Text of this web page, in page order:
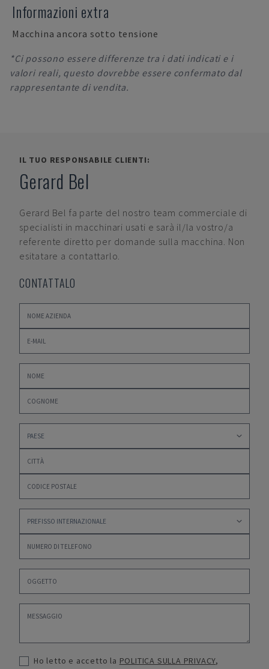
Informazioni extra
Macchina ancora sotto tensione
*Ci possono essere differenze tra i dati indicati e i
valori reali, questo dovrebbe essere confermato dal
rappresentante di vendita.
IL TUO RESPONSABILE CLIENTI:
Gerard Bel
Gerard Bel fa parte del nostro team commerciale di
specialisti in macchinari usati e sarà il/la vostro/a
referente diretto per domande sulla macchina. Non
esitatare a contattarlo.
CONTATTALO
Ho letto e accetto la POLITICA SULLA PRIVACY,